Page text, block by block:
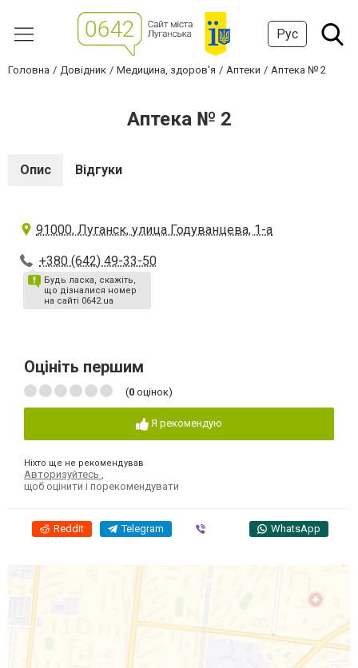
Рус
Головна Довідник Медицина, здоров'я Аптеки Аптека № 2
Аптека № 2
Опис Відгуки
91000, Луганск, улица Годуванцева, 1-а
+380 (642) 49-33-50
Будь ласка, скажіть,
що дізналися номер
на сайті 0642.ua
Оцініть першим
(0 оцінок)
Я рекомендую
Ніхто ще не рекомендував
Авторизуйтесь
щоб оцінити і порекомендувати
Reddit Telegram WhatsApp